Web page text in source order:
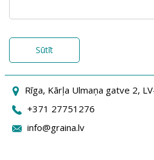
Sūtīt
Rīga, Kārļa Ulmaņa gatve 2,
+371 27751276
info@graina.lv